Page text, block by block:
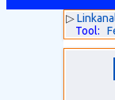
▷
Tool: